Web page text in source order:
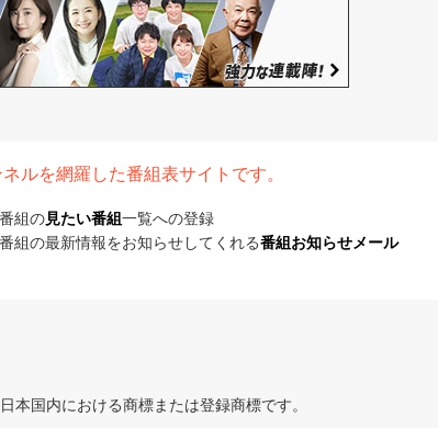
ルを網羅した番組表サイトです。
組の見たい番組 一覧への登録
組の最新情報をお知らせしてくれる番組お知らせメール
本国内における商標または登録商標です。